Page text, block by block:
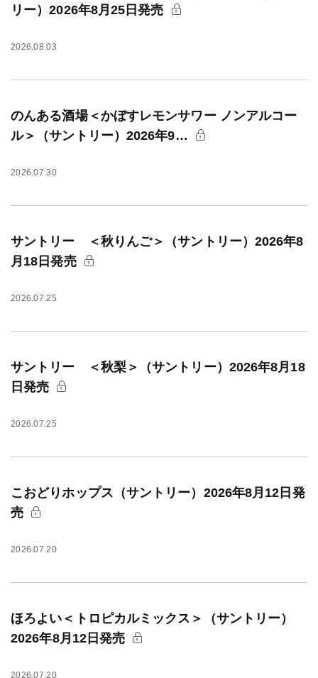
リー）2026年8月25日発売
2026.08.03
のんある酒場＜かぼすレモンサワー ノンアルコー
ル＞（サントリー）2026年9…
2026.07.30
サントリー ＜秋りんご＞（サントリー）2026年8
月18日発売
2026.07.25
サントリー ＜秋梨＞（サントリー）2026年8月18
日発売
2026.07.25
こおどりホップス（サントリー）2026年8月12日発
売
2026.07.20
ほろよい＜トロピカルミックス＞（サントリー）
2026年8月12日発売
2026.07.20